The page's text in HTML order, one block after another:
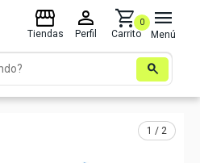
search
storefront
Tiendas
person
Perfil
shopping_cart
Carrito
0 menu
Menú
1 / 2